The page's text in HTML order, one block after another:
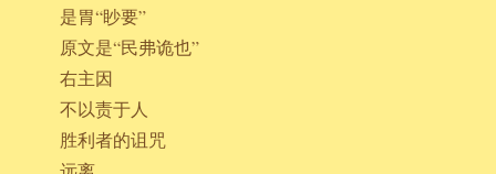
是胃“眇要”
原文是“民弗诡也”
右主因
不以责于人
胜利者的诅咒